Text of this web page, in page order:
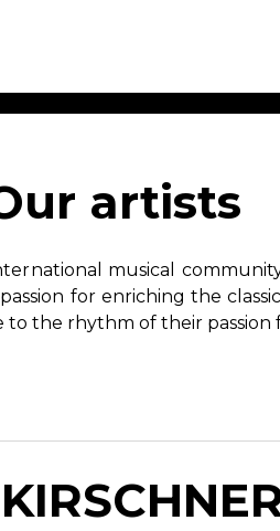
FOR OTHER
INSTRUMENTS
Bassoon
Cello
Clarinet
French Horn
Harpsichord
Lute
artists
musical
for enriching the
the rhythm of their passion